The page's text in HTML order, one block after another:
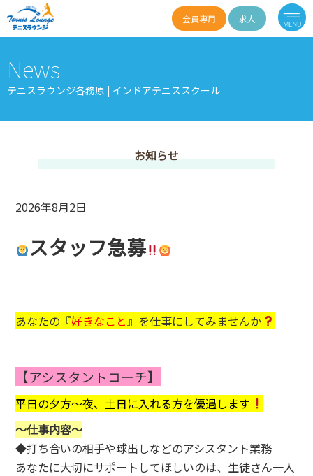
会員専用 求人
News
テニスラウンジ各務原 | インドアテニススクール
お知らせ
2026年8月2日
スタッフ急募
あなたの『好きなこと 』を仕事にしてみませんか
【アシスタントコーチ】
平日の夕方～夜、 土日に入れる方を優遇します
〜仕事内容〜
◆打ち合いの相手や球出しなどのアシスタント業務
あなたに大切にサポートしてほしいのは、生徒さん一人